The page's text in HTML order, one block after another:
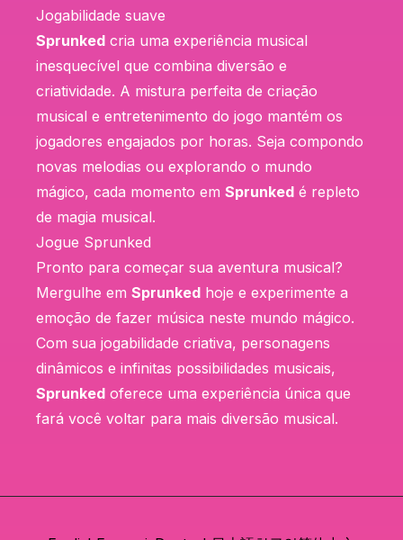
Jogabilidade suave
Sprunked cria uma experiência musical
inesquecível que combina diversão e
criatividade. A mistura perfeita de criação
musical e entretenimento do jogo mantém os
jogadores engajados por horas. Seja compondo
novas melodias ou explorando o mundo
mágico, cada momento em Sprunked é repleto
de magia musical.
Jogue Sprunked
Pronto para começar sua aventura musical?
Mergulhe em Sprunked hoje e experimente a
emoção de fazer música neste mundo mágico.
Com sua jogabilidade criativa, personagens
dinâmicos e infinitas possibilidades musicais,
Sprunked oferece uma experiência única que
fará você voltar para mais diversão musical.